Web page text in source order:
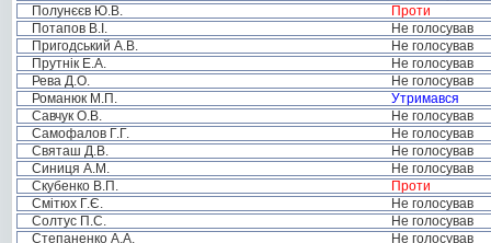
Полунєєв Ю.В.
Проти
Потапов В.І.
Не голосував
Пригодський А.В.
Не голосував
Прутнік Е.А.
Не голосував
Рева Д.О.
Не голосував
Романюк М.П.
Утримався
Савчук О.В.
Не голосував
Самофалов Г.Г.
Не голосував
Святаш Д.В.
Не голосував
Синиця А.М.
Не голосував
Скубенко В.П.
Проти
Смітюх Г.Є.
Не голосував
Солтус П.С.
Не голосував
Степаненко А.А.
Не голосував